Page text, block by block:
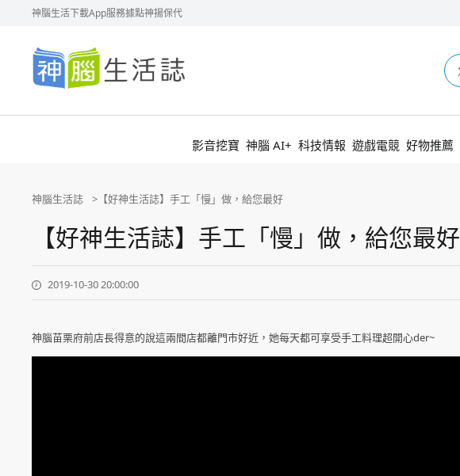
神腦生活下載App服務據點神揚保代
神
腦
生
活
影音挖寶 神腦 AI+ 科技情報 遊戲電競 好物推薦
神腦生活誌 【好神生活誌】手工「慢」做，給您最好
【好神生活誌】手工「慢」做，給您最好
2019-10-30 20:00:00
神腦苗栗府前店長得意的說這兩間店都離門市好近，她每天都可享受手工料理超開心der~